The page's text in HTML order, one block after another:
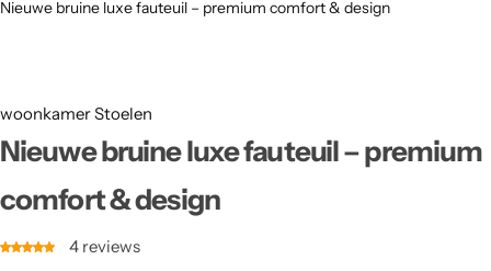
Nieuwe bruine luxe fauteuil – premium comfort & design
woonkamer Stoelen
Nieuwe bruine luxe fauteuil – premium
comfort & design
4 reviews